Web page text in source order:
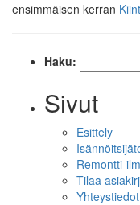
ensimmäisen kerran
Haku:
Sivut
Esittely
Remontti-
Tilaa
Yhteystiedot